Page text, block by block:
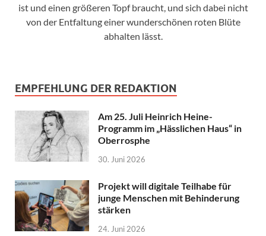
ist und einen größeren Topf braucht, und sich dabei nicht
von der Entfaltung einer wunderschönen roten Blüte
abhalten lässt.
EMPFEHLUNG DER REDAKTION
Am 25. Juli Heinrich Heine-
Programm im „Hässlichen Haus“ in
Oberrosphe
30. Juni 2026
Projekt will digitale Teilhabe für
junge Menschen mit Behinderung
stärken
24. Juni 2026